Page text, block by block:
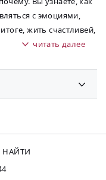
с эмоциями,
жить счастливей,
читать далее